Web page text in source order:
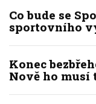
Co bude se
sportovního
Konec
Nově ho musí